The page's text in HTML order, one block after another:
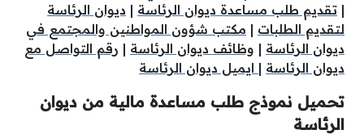
| تقديم طلب مساعدة ديوان الرئاسة | ديوان الرئاسة
لتقديم الطلبات | مكتب شؤون المواطنين والمجتمع في
ديوان الرئاسة | وظائف ديوان الرئاسة | رقم التواصل مع
ديوان الرئاسة | ايميل ديوان الرئاسة
تحميل نموذج طلب مساعدة مالية من ديوان
الرئاسة